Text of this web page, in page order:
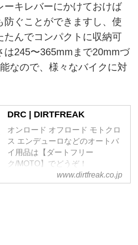
ーキレバーにかけておけば
防ぐことができますし、使
たんでコンパクトに収納可
は245〜365mmまで20mmづ
なので、様々なバイクに対
DRC | DIRTFREAK
オンロード オフロード モトクロ
ス エンデューロなどのオートバ
イ用品は【ダートフリー
ク/MOTO】でどうぞ！
www.dirtfreak.co.jp